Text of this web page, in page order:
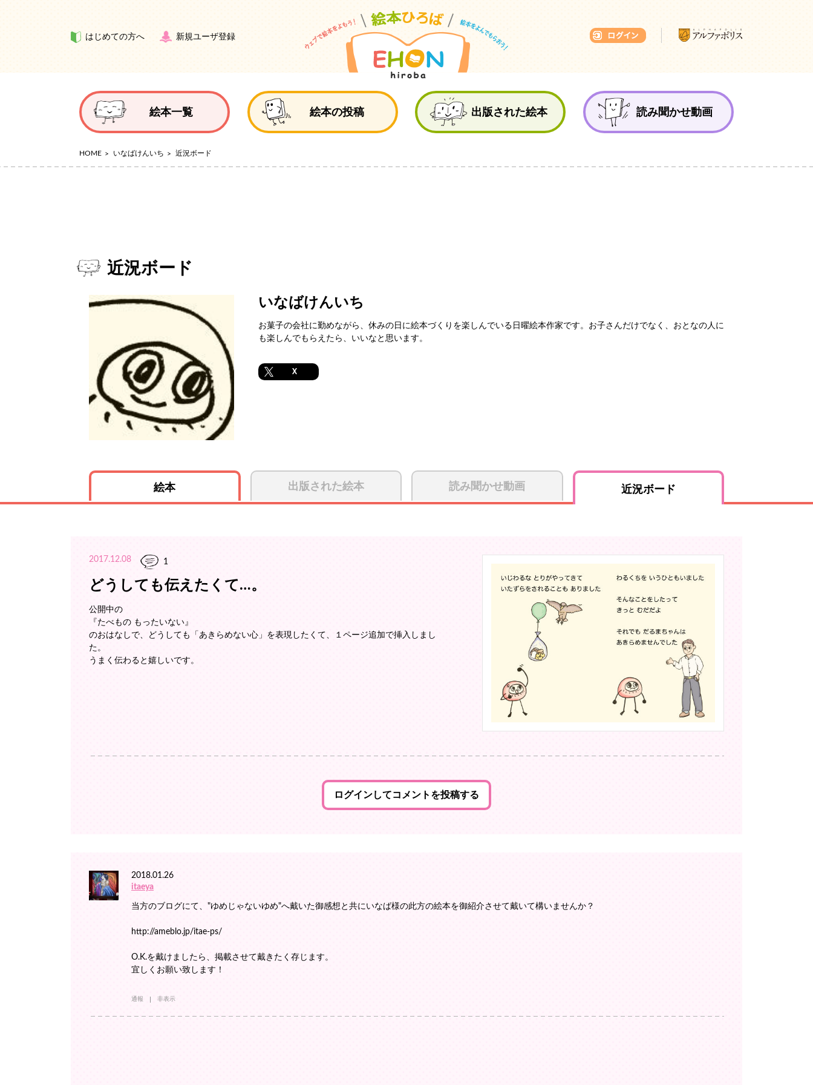
はじめての方へ 新規ユーザ登録
絵本一覧 絵本の投稿 出版された絵本 読み聞かせ動画
HOME いなばけんいち 近況ボード
近況ボード
いなばけんいち
お菓子の会社に勤めながら、休みの日に絵本づくりを楽しんでいる日曜絵本作家です。お子さんだけでなく、おとなの人に
も楽しんでもらえたら、いいなと思います。
X
絵本 出版された絵本 読み聞かせ動画 近況ボード
2017.12.08 1
どうしても伝えたくて…。
公開中の
『たべもの もったいない』
のおはなしで、どうしても「あきらめない心」を表現したくて、１ページ追加で挿入しまし
た。
うまく伝わると嬉しいです。
ログインしてコメントを投稿する
2018.01.26
itaeya
当方のブログにて、"ゆめじゃないゆめ"へ戴いた御感想と共にいなば様の此方の絵本を御紹介させて戴いて構いませんか？
http://ameblo.jp/itae-ps/
O.K.を戴けましたら、掲載させて戴きたく存じます。
宜しくお願い致します！
通報 非表示